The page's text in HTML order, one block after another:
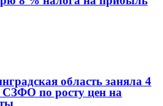
область заняла 4
СЗФО по росту цен на